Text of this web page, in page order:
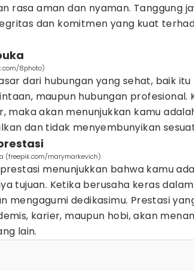
rasa aman dan nyaman. Tanggung
dan komitmen yang kuat
8photo)
dari hubungan yang sehat, baik itu
maupun hubungan profesional.
maka akan menunjukkan kamu
dan tidak menyembunyikan
(freepik.com/marymarkevich)
menunjukkan bahwa kamu
tujuan. Ketika berusaha keras
mengagumi dedikasimu. Prestasi
karier, maupun hobi, akan
lain.